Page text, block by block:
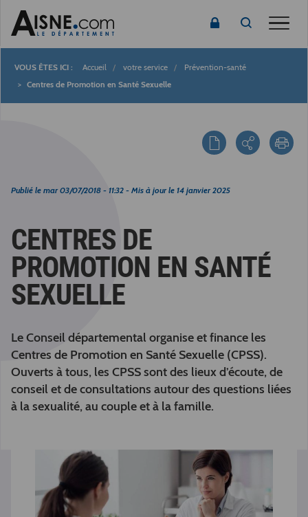
Fil
Accueil votre service
Prévention-santé
Centres de Promotion en Santé Sexuelle
Publié le mar 03/07/2018 - 11:32 - Mis à jour le 14 janvier 2025
CENTRES DE
PROMOTION EN SANTÉ
SEXUELLE
Le Conseil départemental organise et finance les
Centres de Promotion en Santé Sexuelle (CPSS).
Ouverts à tous, les CPSS sont des lieux d’écoute, de
conseil et de consultations autour des questions liées
à la sexualité, au couple et à la famille.